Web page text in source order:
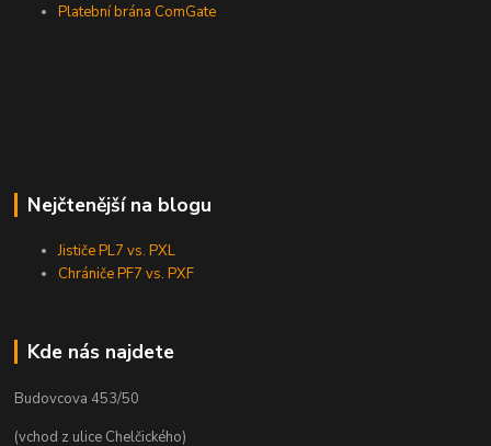
Platební brána ComGate
Nejčtenější na blogu
Jističe PL7 vs. PXL
Chrániče PF7 vs. PXF
Kde nás najdete
Budovcova 453/50
(vchod z ulice Chelčického)